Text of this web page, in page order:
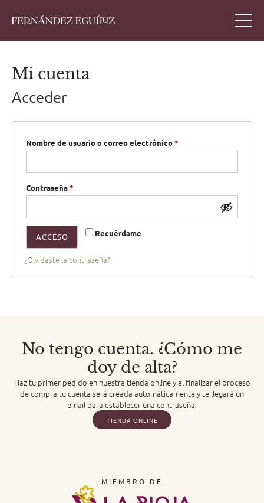
Mi cuenta
Acceder
Nombre de usuario o correo electrónico*
Contraseña*
Recuérdame
ACCESO
¿Olvidaste la contraseña?
No tengo cuenta. ¿Cómo me
doy de alta?
Haz tu primer pedido en nuestra tienda online y al finalizar el proceso
de compra tu cuenta será creada automáticamente y te llegará un
email para establecer una contraseña.
TIENDA ONLINE
MIEMBRO DE